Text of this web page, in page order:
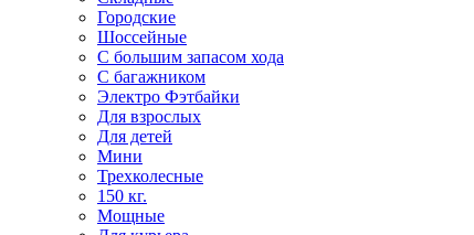
Городские
Шоссейные
С большим запасом хода
С багажником
Электро Фэтбайки
Для взрослых
Для детей
Мини
Трехколесные
150 кг.
Мощные